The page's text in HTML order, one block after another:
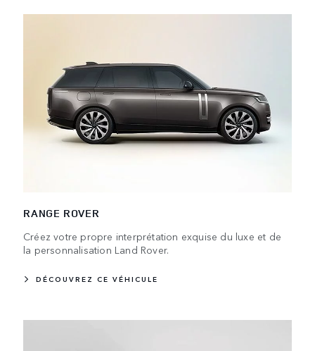
RANGE ROVER
Créez votre propre interprétation exquise du luxe et de
la personnalisation Land Rover.
DÉCOUVREZ CE VÉHICULE